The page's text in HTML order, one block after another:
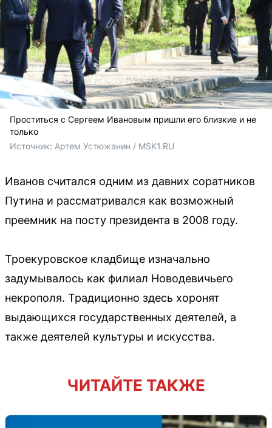
Проститься с Сергеем Ивановым пришли его близкие и не
только
Источник: Артем Устюжанин / MSK1.RU
Иванов считался одним из давних соратников
Путина и рассматривался как возможный
преемник на посту президента в 2008 году.
Троекуровское кладбище изначально
задумывалось как филиал Новодевичьего
некрополя. Традиционно здесь хоронят
выдающихся государственных деятелей, а
также деятелей культуры и искусства.
ЧИТАЙТЕ ТАКЖЕ